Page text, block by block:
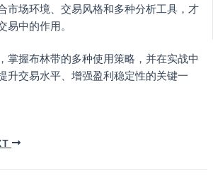
市场环境、交易风格和多种分析工具，才
易中的作用。
掌握布林带的多种使用策略，并在实战中
升交易水平、增强盈利稳定性的关键一